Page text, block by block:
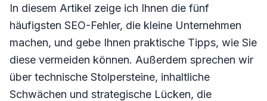
In diesem Artikel zeige ich Ihnen die fünf
häufigsten SEO-Fehler, die kleine Unternehmen
machen, und gebe Ihnen praktische Tipps, wie Sie
diese vermeiden können. Außerdem sprechen wir
über technische Stolpersteine, inhaltliche
Schwächen und strategische Lücken, die